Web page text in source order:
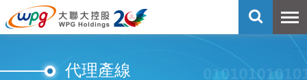
代理產線